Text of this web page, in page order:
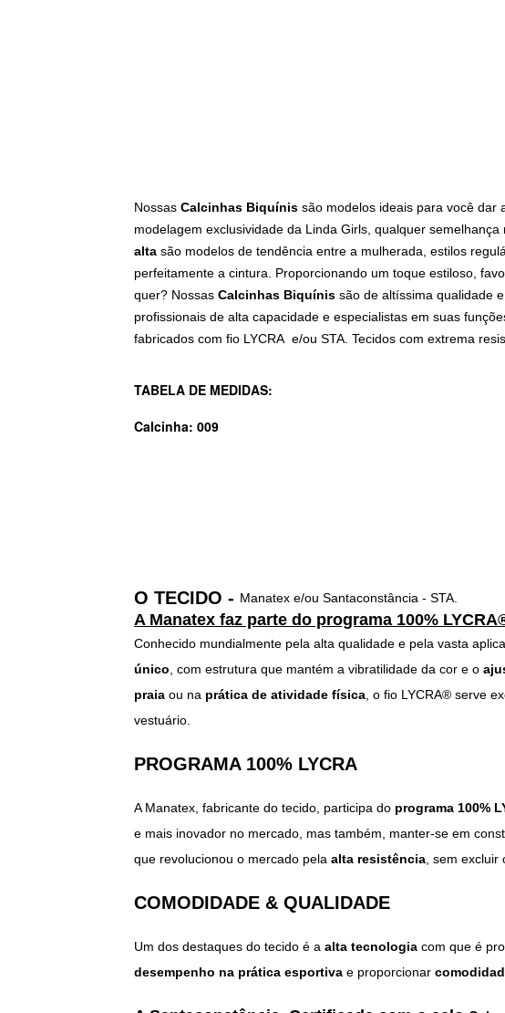
Nossas Calcinhas Biquínis são modelos ideais para você dar
modelagem exclusividade da Linda Girls, qualquer
alta são modelos de tendência entre a mulherada, estilos
perfeitamente a cintura. Proporcionando um toque estiloso,
quer? Nossas Calcinhas Biquínis são de altíssima qualidade
profissionais de alta capacidade e especialistas em suas
fabricados com fio LYCRA e/ou STA. Tecidos com extrema
TABELA DE MEDIDAS:
Calcinha: 009
O TECIDO - Manatex e/ou Santaconstância - STA.
A Manatex faz parte do programa 100%
Conhecido mundialmente pela alta qualidade e pela vasta
único , com estrutura que mantém a vibratilidade da cor e o
praia ou na prática de atividade física , o fio LYCRA® serve
vestuário
PROGRAMA 100% LYCRA
A Manatex, fabricante do tecido, participa do programa 100%
e mais inovador no mercado, mas também, manter-se em
que revolucionou o mercado pela alta resistência , sem excluir
COMODIDADE & QUALIDADE
Um dos destaques do tecido é a alta tecnologia com que é
desempenho na prática esportiva e proporcionar